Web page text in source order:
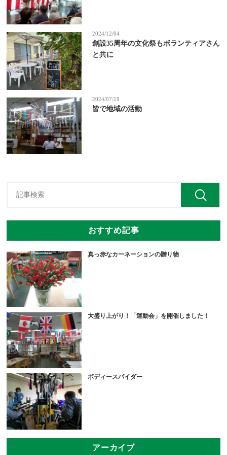
2024/12/04
創設35周年の文化祭もボランティアさん
と共に
2024/07/19
皆で地域の活動
おすすめ記事
真っ赤なカーネーションの贈り物
大盛り上がり！「運動会」を開催しました！
ボディースパイダー
アーカイブ